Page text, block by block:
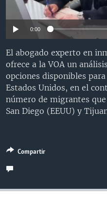
VENEZUELA
BRASIL
NICARAGUA
ECONOMÍA
ENTRETENIMIENTO Y
DEPORTES
CIENCIA Y SALUD
MULTIMEDIA
VIDEOS
AUDIOS
PROGRAMAS TV
FORO INTERAMERICANO
VISIÓN 360
LAS CLAVES
PANORAMA
AVANCE INFORMATIVO
AUDIONOTICIAS
BUENOS DÍAS AMÉRICA
ESTADOS UNIDOS AL DÍA
FORO [RADIO]
DIRECT
DOCUMENTALES DE LA VOA
Learning English
0:00
El abogado experto en
ofrece a la VOA un
opciones disponibles
Estados Unidos, en el
número de migrantes
San Diego (EEUU) y
Compartir